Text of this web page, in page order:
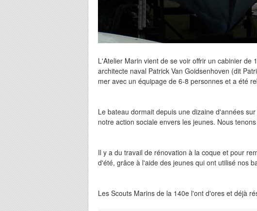
L'Atelier Marin vient de se voir offrir un cabinier
architecte naval Patrick Van Goidsenhoven (dit
mer avec un équipage de 6-8 personnes et a été
Le bateau dormait depuis une dizaine d'années
notre action sociale envers les jeunes. Nous
Il y a du travail de rénovation à la coque et pour
d'été, grâce à l'aide des jeunes qui ont utilisé nos
Les Scouts Marins de la 140e l'ont d'ores et déjà